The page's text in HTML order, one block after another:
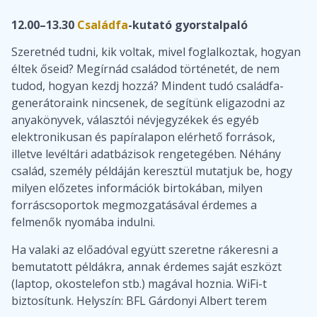
12.00–13.30 Családfa-kutató gyorstalpaló
Szeretnéd tudni, kik voltak, mivel foglalkoztak, hogyan
éltek őseid? Megírnád családod történetét, de nem
tudod, hogyan kezdj hozzá? Mindent tudó családfa-
generátoraink nincsenek, de segítünk eligazodni az
anyakönyvek, választói névjegyzékek és egyéb
elektronikusan és papíralapon elérhető források,
illetve levéltári adatbázisok rengetegében. Néhány
család, személy példáján keresztül mutatjuk be, hogy
milyen előzetes információk birtokában, milyen
forráscsoportok megmozgatásával érdemes a
felmenők nyomába indulni.
Ha valaki az előadóval együtt szeretne rákeresni a
bemutatott példákra, annak érdemes saját eszközt
(laptop, okostelefon stb.) magával hoznia. WiFi-t
biztosítunk. Helyszín: BFL Gárdonyi Albert terem